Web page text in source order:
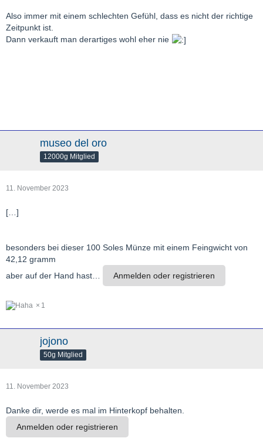
Also immer mit einem schlechten Gefühl, dass es nicht der richtige
Zeitpunkt ist.
Dann verkauft man derartiges wohl eher nie
museo del oro
12000g Mitglied
11. November 2023
[…]
besonders bei dieser 100 Soles Münze mit einem Feingwicht von
42,12 gramm
aber auf der Hand hast…
Anmelden oder registrieren
1
jojono
50g Mitglied
11. November 2023
Danke dir, werde es mal im Hinterkopf behalten.
Anmelden oder registrieren